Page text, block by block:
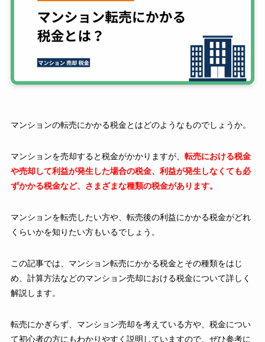
マンションの転売にかかる税金とはどのようなものでしょうか。
マンションを売却すると税金がかかりますが、 転売における税金
や売却して利益が発生した場合の税金、利益が発生しなくても必
ずかかる税金など、さまざまな種類の税金があります。
マンションを転売したい方や、転売後の利益にかかる税金がどれ
くらいかを知りたい方もいるでしょう。
この記事では、マンション転売にかかる税金とその種類をはじ
め、計算方法などのマンション売却における税金について詳しく
解説します。
転売にかぎらず、マンション売却を考えている方や、税金につい
て初心者の方にもわかりやすく説明していますので、ぜひ参考に